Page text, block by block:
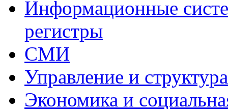
Информационные
регистры
СМИ
Управление и
Экономика и